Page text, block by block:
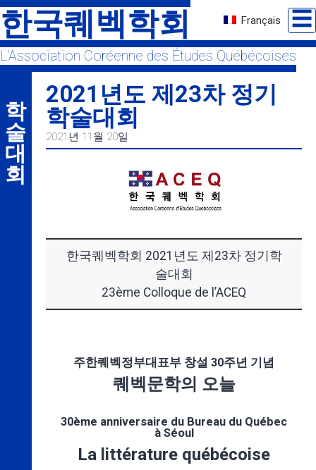
Skip
to
content
한국퀘벡학회 Français ☰
L'Association Coréenne des Études Québécoises
학술대회
2021년도 제23차 정기
학술대회
2021년 11월 20일
한국퀘벡학회 2021년도 제23차 정기학
술대회
23ème Colloque de l’ACEQ
주한퀘벡정부대표부 창설 30주년 기념
퀘벡문학의 오늘
30ème anniversaire du Bureau du Québec
à Séoul
La littérature québécoise